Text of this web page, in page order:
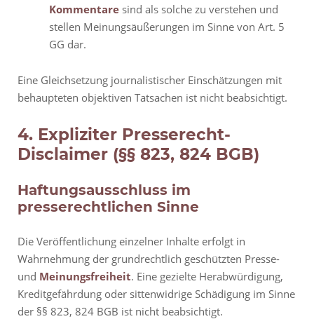
Kommentare sind als solche zu verstehen und
stellen Meinungsäußerungen im Sinne von Art. 5
GG dar.
Eine Gleichsetzung journalistischer Einschätzungen mit
behaupteten objektiven Tatsachen ist nicht beabsichtigt.
4. Expliziter Presserecht-
Disclaimer (§§ 823, 824 BGB)
Haftungsausschluss im
presserechtlichen Sinne
Die Veröffentlichung einzelner Inhalte erfolgt in
Wahrnehmung der grundrechtlich geschützten Presse-
und Meinungsfreiheit. Eine gezielte Herabwürdigung,
Kreditgefährdung oder sittenwidrige Schädigung im Sinne
der §§ 823, 824 BGB ist nicht beabsichtigt.